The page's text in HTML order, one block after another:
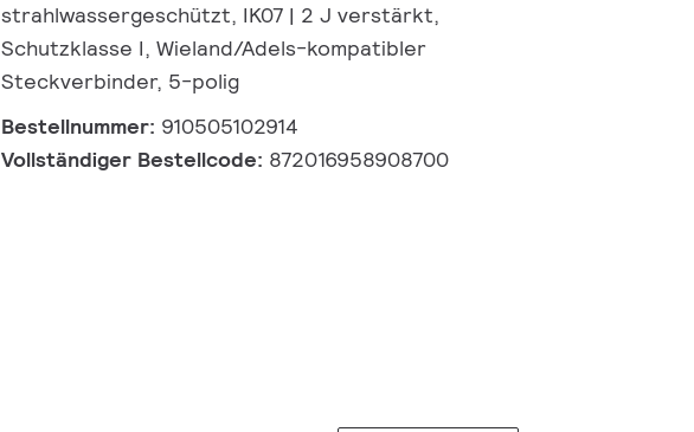
strahlwassergeschützt, IK07 | 2 J verstärkt,
Schutzklasse I, Wieland/Adels-kompatibler
Steckverbinder, 5-polig
Bestellnummer: 910505102914
Vollständiger Bestellcode: 872016958908700